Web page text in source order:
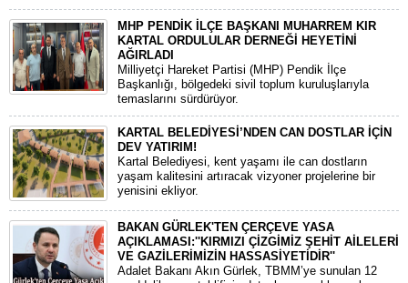
MHP PENDİK İLÇE BAŞKANI MUHARREM KIR
KARTAL ORDULULAR DERNEĞİ HEYETİNİ
AĞIRLADI
​Milliyetçi Hareket Partisi (MHP) Pendik İlçe
Başkanlığı, bölgedeki sivil toplum kuruluşlarıyla
temaslarını sürdürüyor.
KARTAL BELEDİYESİ’NDEN CAN DOSTLAR İÇİN
DEV YATIRIM!
Kartal Belediyesi, kent yaşamı ile can dostların
yaşam kalitesini artıracak vizyoner projelerine bir
yenisini ekliyor.
BAKAN GÜRLEK'TEN ÇERÇEVE YASA
AÇIKLAMASI:''KIRMIZI ÇİZGİMİZ ŞEHİT AİLELERİ
VE GAZİLERİMİZİN HASSASİYETİDİR''
Adalet Bakanı Akın Gürlek, TBMM’ye sunulan 12